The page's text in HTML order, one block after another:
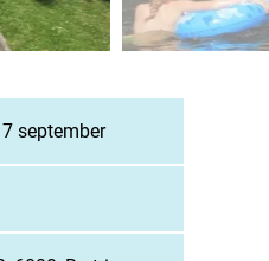
september